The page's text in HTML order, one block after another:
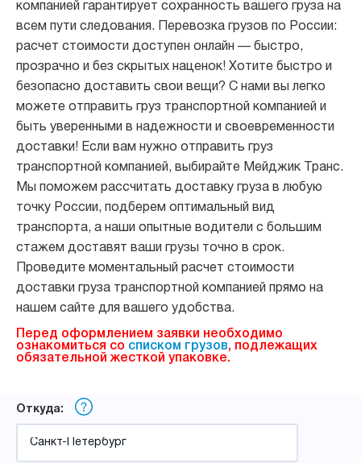
компанией гарантирует сохранность вашего груза на
всем пути следования. Перевозка грузов по России:
расчет стоимости доступен онлайн — быстро,
прозрачно и без скрытых наценок! Хотите быстро и
безопасно доставить свои вещи? С нами вы легко
можете отправить груз транспортной компанией и
быть уверенными в надежности и своевременности
доставки! Если вам нужно отправить груз
транспортной компанией, выбирайте Мейджик Транс.
Мы поможем рассчитать доставку груза в любую
точку России, подберем оптимальный вид
транспорта, а наши опытные водители с большим
стажем доставят ваши грузы точно в срок.
Проведите моментальный расчет стоимости
доставки груза транспортной компанией прямо на
нашем сайте для вашего удобства.
Перед оформлением заявки необходимо
ознакомиться со списком грузов, подлежащих
обязательной жесткой упаковке.
Откуда: